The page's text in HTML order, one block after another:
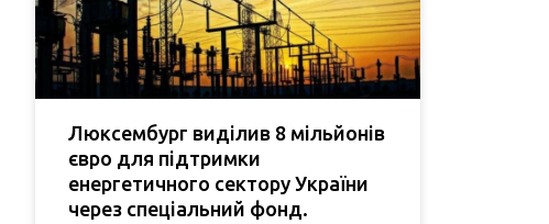
Люксембург виділив 8 мільйонів
євро для підтримки
енергетичного сектору України
через спеціальний фонд.